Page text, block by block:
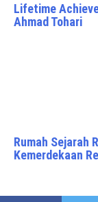
Lifetime
Ahmad Tohari
Rumah Sejarah
Kemerdekaan